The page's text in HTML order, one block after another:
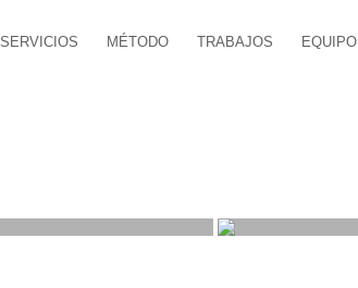
SERVICIOS MÉTODO TRABAJOS EQUIPO